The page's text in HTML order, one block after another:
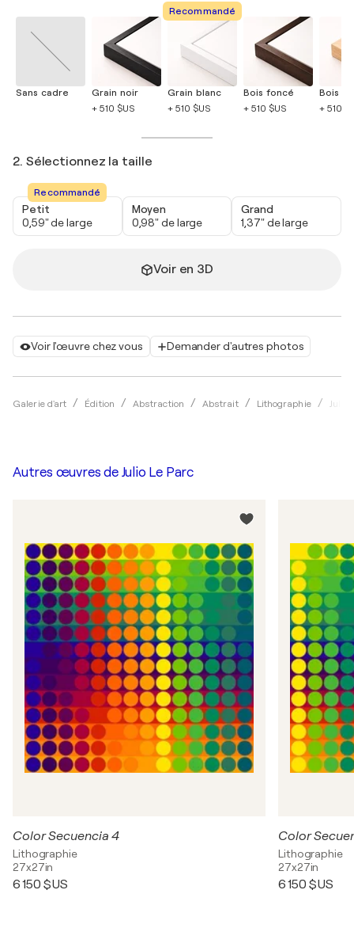
Voir l'œuvre chez vous Demander d'autres photos
Galerie d'art Édition Abstraction Abstrait Lithographie Julio
Sans cadre
Grain noir
+ 510 $US
Recommandé
Grain blanc
+ 510 $US
Bois foncé
+ 510 $US
Bois
+ 510
2. Sélectionnez la taille
Recommandé
Petit
0,59" de large
Moyen
0,98" de large
Grand
1,37" de large
Voir en 3D
Autres œuvres de Julio Le Parc
Color Secuencia 4
Lithographie
27x27in
6 150 $US
Color
Lithographie
27x27in
6 150 $US